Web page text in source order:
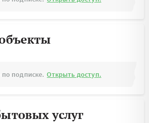
подписке. Открыть доступ.
услуг